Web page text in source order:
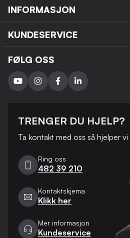
INFORMASJON
KUNDESERVICE
FØLG OSS
TRENGER DU HJELP?
Ta kontakt med oss ​​så hjelper vi
Ring oss
482 39 210
Kontaktskjema
Klikk her
Mer informasjon
Kundeservice